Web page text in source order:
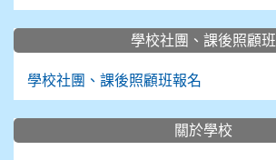
學校社團、課後照顧班
學校社團、課後照顧班報名
關於學校